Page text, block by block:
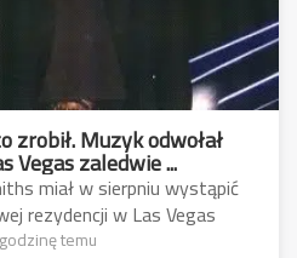
Muzyk odwołał
Vegas zaledwie ...
miał w sierpniu wystąpić
rezydencji w Las Vegas
temu